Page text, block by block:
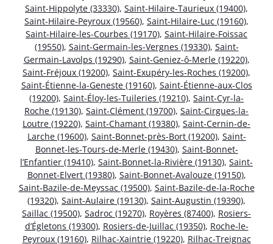
Saint-Hippolyte (33330), Saint-Hilaire-Taurieux (19400),
Saint-Hilaire-Peyroux (19560), Saint-Hilaire-Luc (19160),
Saint-Hilaire-les-Courbes (19170), Saint-Hilaire-Foissac
(19550), Saint-Germain-les-Vergnes (19330), Saint-
Germain-Lavolps (19290), Saint-Geniez-ô-Merle (19220),
Saint-Fréjoux (19200), Saint-Exupéry-les-Roches (19200),
Saint-Étienne-la-Geneste (19160), Saint-Étienne-aux-Clos
(19200), Saint-Éloy-les-Tuileries (19210), Saint-Cyr-la-
Roche (19130), Saint-Clément (19700), Saint-Cirgues-la-
Loutre (19220), Saint-Chamant (19380), Saint-Cernin-de-
Larche (19600), Saint-Bonnet-près-Bort (19200), Saint-
Bonnet-les-Tours-de-Merle (19430), Saint-Bonnet-
l’Enfantier (19410), Saint-Bonnet-la-Rivière (19130), Saint-
Bonnet-Elvert (19380), Saint-Bonnet-Avalouze (19150),
Saint-Bazile-de-Meyssac (19500), Saint-Bazile-de-la-Roche
(19320), Saint-Aulaire (19130), Saint-Augustin (19390),
Saillac (19500), Sadroc (19270), Royères (87400), Rosiers-
d’Égletons (19300), Rosiers-de-Juillac (19350), Roche-le-
Peyroux (19160), Rilhac-Xaintrie (19220), Rilhac-Treignac